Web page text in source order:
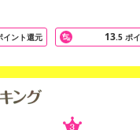
イント還元 13.5 ポ